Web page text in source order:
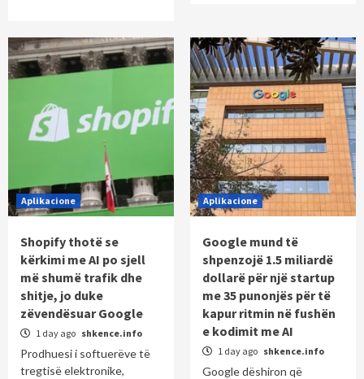
Aplikacione
Shopify thotë se
kërkimi me AI po sjell
më shumë trafik dhe
shitje, jo duke
zëvendësuar Google
1 day ago shkence.info
Prodhuesi i softuerëve të
tregtisë elektronike,
Aplikacione
Google mund të
shpenzojë 1.5 miliardë
dollarë për një startup
me 35 punonjës për të
kapur ritmin në fushën
e kodimit me AI
1 day ago shkence.info
Google dëshiron që